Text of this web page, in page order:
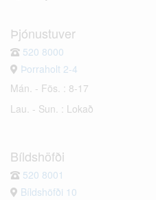
Þjónustuver
520 8000
Þorraholt 2-4
Mán. - Fös. : 8-17
Lau. - Sun. : Lokað
Bíldshöfði
520 8001
Bíldshöfði 10